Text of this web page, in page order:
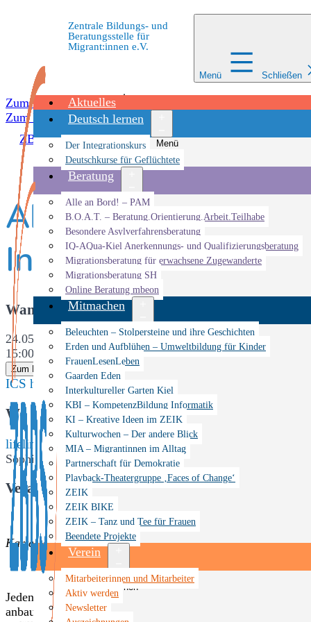
Zum Inhalt springen
Zum Inhalt springen
Zentrale Bildungs- und
Beratungsstelle für
Migrant:innen e.V.
Menü Schließen
Aktuelles
Deutsch lernen
Menü
Der Integrationskurs
Deutschkurse für Geflüchtete
Beratung
Menü
Alle an Bord! – PAM
B.O.A.T. – Beratung.Orientierung.Arbeit.Teilhabe
Besondere Asylverfahrensberatung
IQ-AQua-Kiel Anerkennungs- und Qualifizierungsberatung
Migrationsberatung für erwachsene Zugewanderte
Migrationsberatung SH
Online Beratung mbeon
Mitmachen
Menü
Beleuchten – Stolpersteine und ihre Geschichten
Erden und Aufblühen – Umweltbildung für Kinder
FrauenLesenLeben
Gaarden Eden
Interkultureller Garten Kiel
KBI – KompetenzBildung Informatik
KI – Kreative Ideen im ZEIK
Kulturwochen – Der andere Blick
MIA – Migrantinnen im Alltag
Partnerschaft für Demokratie
Playback-Theatergruppe ‚Faces of Change‘
ZEIK
ZEIK BIKE
ZEIK – Tanz und Tee für Frauen
Beendete Projekte
Verein
Menü
öffnen
Mitarbeiterinnen und Mitarbeiter
Aktiv werden
Newsletter
ZBBS»Veranstaltungen»Veranstaltung»Ab in den
Ab in den Garten! –
Interkulturellen
Wann
24.05.2019
15:00 - 18:00
Zum Kalender hinzufügen
ICS herunterladen Google Kalender
Wo
lifeline e.V.
Sophienblatt 64a, Kiel, Schleswig-Holstein, 24114
Veranstaltungstyp
Veranstaltung
Karte nicht verfügbar
Jeden Freitag ab 15 Uhr treffen wir uns im Interkulturellen
anbauen, Blumen pflanzen, uns um die Bienen kümmern –